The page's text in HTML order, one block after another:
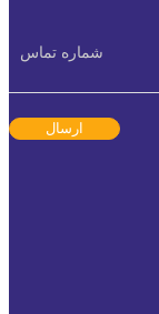
ارسال